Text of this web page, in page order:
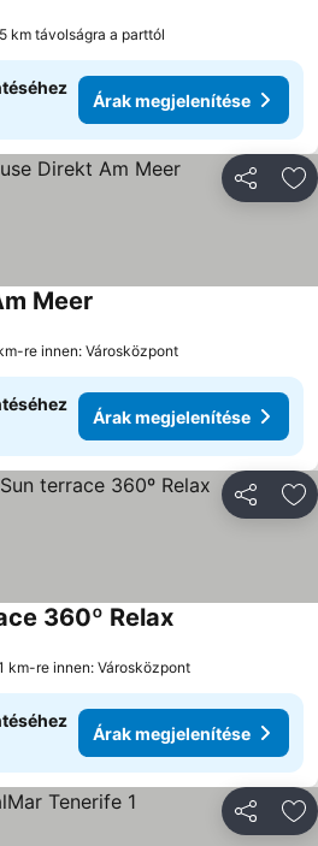
km távolságra a parttól
Árak megjelenítése
Meer
re innen: Városközpont
Árak megjelenítése
360º Relax
km-re innen: Városközpont
Árak megjelenítése